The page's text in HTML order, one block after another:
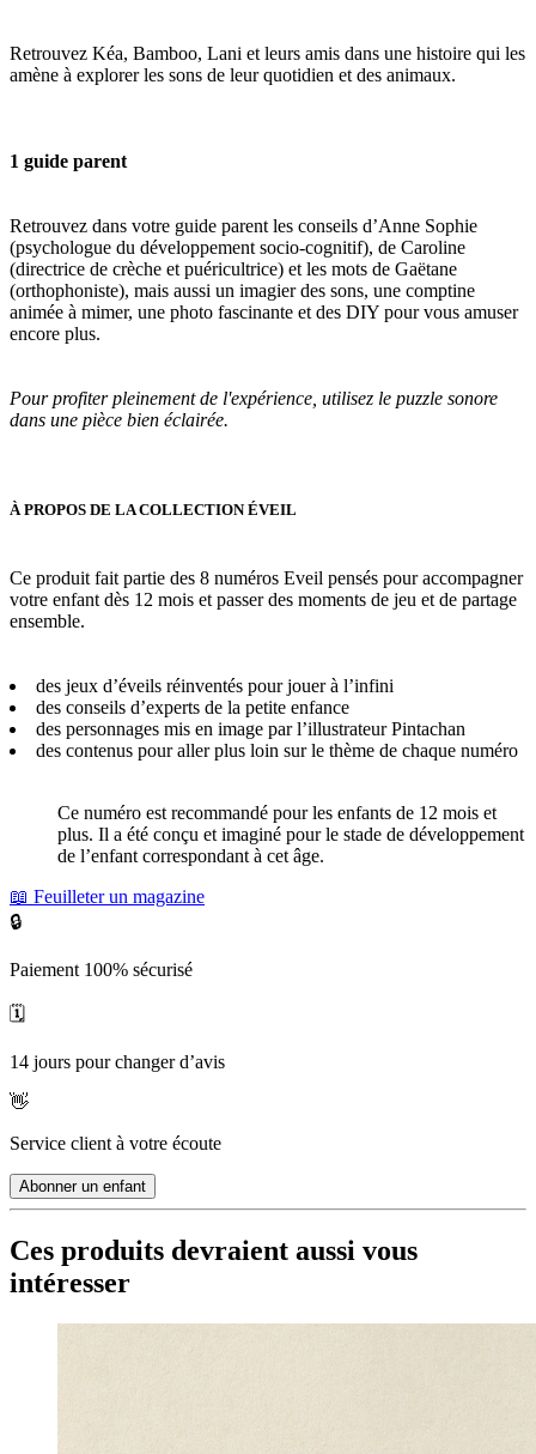
Retrouvez Kéa, Bamboo, Lani et leurs amis dans une histoire qui les
amène à explorer les sons de leur quotidien et des animaux.
1 guide parent
Retrouvez dans votre guide parent les conseils d’Anne Sophie
(psychologue du développement socio-cognitif), de Caroline
(directrice de crèche et puéricultrice) et les mots de Gaëtane
(orthophoniste), mais aussi un imagier des sons, une comptine
animée à mimer, une photo fascinante et des DIY pour vous amuser
encore plus.
Pour profiter pleinement de l'expérience, utilisez le puzzle sonore
dans une pièce bien éclairée.
À PROPOS DE LA COLLECTION ÉVEIL
Ce produit fait partie des 8 numéros Eveil pensés pour accompagner
votre enfant dès 12 mois et passer des moments de jeu et de partage
ensemble.
des jeux d’éveils réinventés pour jouer à l’infini
des conseils d’experts de la petite enfance
des personnages mis en image par l’illustrateur Pintachan
des contenus pour aller plus loin sur le thème de chaque numéro
Ce numéro est recommandé pour les enfants de 12 mois et
plus. Il a été conçu et imaginé pour le stade de développement
de l’enfant correspondant à cet âge.
📖 Feuilleter un magazine
🔒
Paiement 100% sécurisé
🗓
14 jours pour changer d’avis
👋
Service client à votre écoute
Abonner un enfant
Ces produits devraient aussi vous
intéresser